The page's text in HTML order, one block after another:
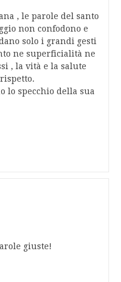
, le parole del santo
non confodono e
solo i grandi gesti
ne superficialità ne
, la vità e la salute
lo specchio della sua
giuste!